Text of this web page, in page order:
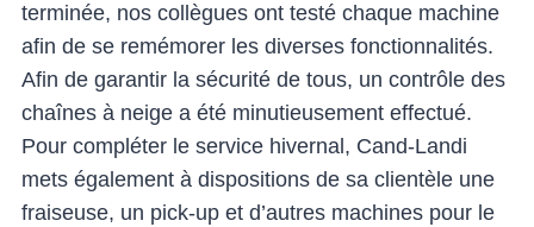
terminée, nos collègues ont testé chaque machine
afin de se remémorer les diverses fonctionnalités.
Afin de garantir la sécurité de tous, un contrôle des
chaînes à neige a été minutieusement effectué.
Pour compléter le service hivernal, Cand-Landi
mets également à dispositions de sa clientèle une
fraiseuse, un pick-up et d’autres machines pour le